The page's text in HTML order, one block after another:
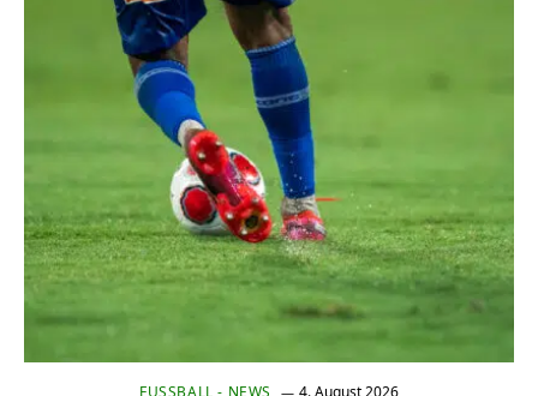
FUSSBALL - NEWS 4. August 2026